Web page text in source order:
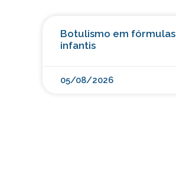
Botulismo em fórmulas
infantis
05/08/2026